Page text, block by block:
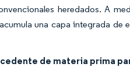
heredados. A
una capa integrada de
de materia prima